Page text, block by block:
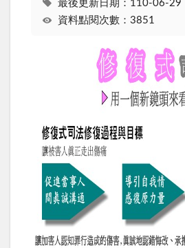
最後更新日期：110-06-29
資料點閱次數：3851